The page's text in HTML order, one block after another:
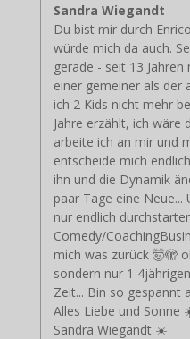
Sandra Wiegandt
Du bist mir durch
würde mich da auch.
gerade - seit 13
einer gemeiner als der
ich 2 Kids nicht mehr
Jahre erzählt, ich wäre
arbeite ich an mir und
entscheide mich
ihn und die Dynamik
paar Tage eine Neue...
nur endlich
Comedy/
mich was zurück 🤯🫣
sondern nur 1
Zeit... Bin so gespannt
Alles Liebe und
Sandra Wiegandt ☀️